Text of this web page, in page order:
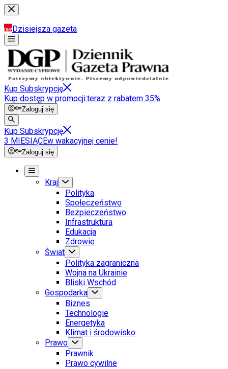
Dzisiejsza gazeta
Kup Subskrypcję
Kup dostęp w promocji:teraz z rabatem 35%
Zaloguj się
Kup Subskrypcję
3 MIESIĄCEw wakacyjnej cenie!
Zaloguj się
Kraj
Polityka
Społeczeństwo
Bezpieczeństwo
Infrastruktura
Edukacja
Zdrowie
Świat
Polityka zagraniczna
Wojna na Ukrainie
Bliski Wschód
Gospodarka
Biznes
Technologie
Energetyka
Klimat i środowisko
Prawo
Prawnik
Prawo cywilne